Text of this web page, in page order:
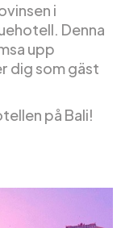
i
Denna
upp
dig som gäst
på Bali!